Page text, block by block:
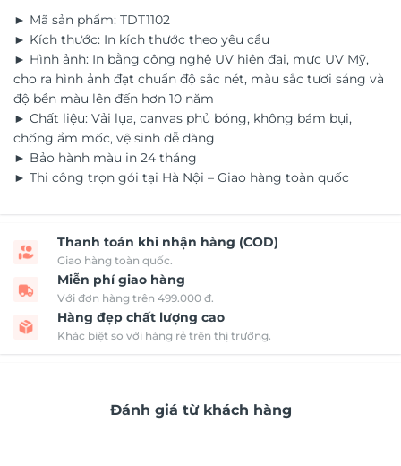
► Mã sản phẩm: TDT1102
► Kích thước: In kích thước theo yêu cầu
► Hình ảnh: In bằng công nghệ UV hiên đại, mực UV Mỹ,
cho ra hình ảnh đạt chuẩn độ sắc nét, màu sắc tươi sáng và
độ bền màu lên đến hơn 10 năm
► Chất liệu: Vải lụa, canvas phủ bóng, không bám bụi,
chống ẩm mốc, vệ sinh dễ dàng
► Bảo hành màu in 24 tháng
► Thi công trọn gói tại Hà Nội – Giao hàng toàn quốc
Thanh toán khi nhận hàng (COD)
Giao hàng toàn quốc.
Miễn phí giao hàng
Với đơn hàng trên 499.000 đ.
Hàng đẹp chất lượng cao
Khác biệt so với hàng rẻ trên thị trường.
Đánh giá từ khách hàng